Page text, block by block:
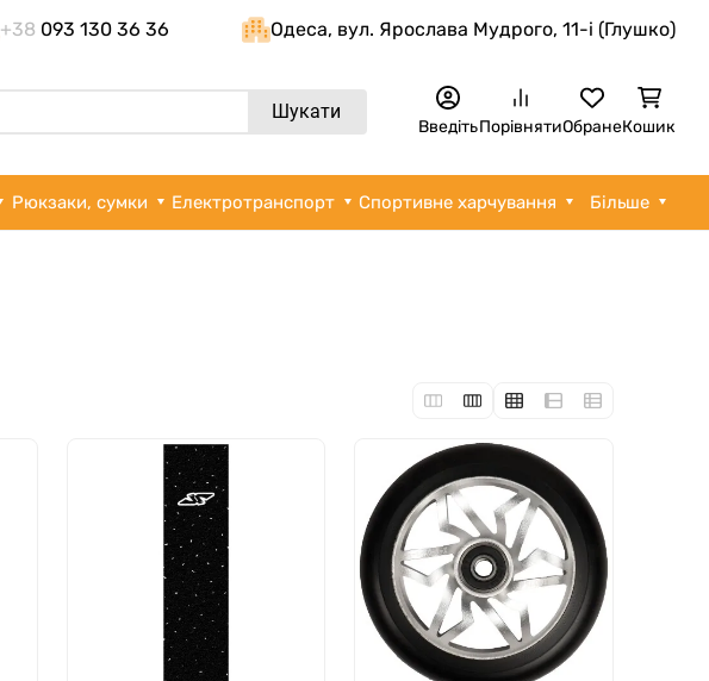
+38 093 130 36 36 Одеса, вул. Ярослава Мудрого, 11-i (Глушко)
Шукати
ВведітьПорівнятиОбранеКошик
Рюкзаки, сумки Електротранспорт Спортивне харчування Більше